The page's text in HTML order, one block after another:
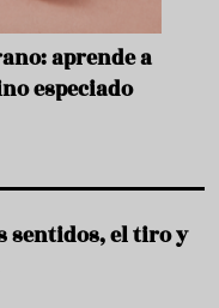
aprende a
especiado
sentidos, el tiro y